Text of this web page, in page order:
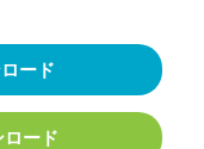
ード
ード